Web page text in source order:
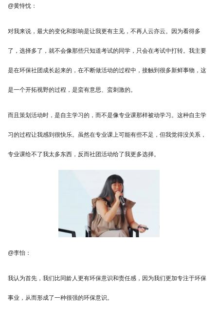
@黄恃忱：
对我来说，最大的变化和影响是让我更有主见，不再人云亦云。因为看得多
了，选择多了，就不会像那些只知道考试的同学，只会在考试中打转。我主要
是在环保社团成长起来的，在不断做活动的过程中，接触到很多新鲜事物，这
是一个开拓视野的过程，是蛮有意思、蛮刺激的。
而且策划活动时，是自主学习的，而不是像专业课那样被动学习。这种自主学
习的过程让我感到很快乐。虽然在专业课上可能有些不足，但我觉得没关系，
专业课给不了我太多东西，反而社团活动给了我更多选择。
@李怡：
我认为首先，我们比同龄人更有环保意识和责任感，因为我们更加专注于环保
事业，从而形成了一种很强的环保意识。